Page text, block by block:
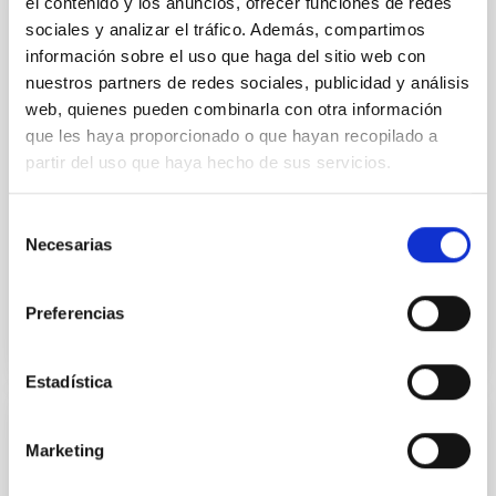
sociales y analizar el tráfico. Además, compartimos
información sobre el uso que haga del sitio web con
nuestros partners de redes sociales, publicidad y análisis
web, quienes pueden combinarla con otra información
que les haya proporcionado o que hayan recopilado a
partir del uso que haya hecho de sus servicios.
Necesarias
Preferencias
Estadística
Marketing
AGREEMENT
Convenio entre el Instituto de Astrofísica
de Canarias y la Fundación ”la Caixa” para
el desarrollo del Programa de Becas de
doctorado INPhINIT ”la Caixa” 2024
relación con el desarrollo del Programa de Becas de
doctorado...
AGREEMENT